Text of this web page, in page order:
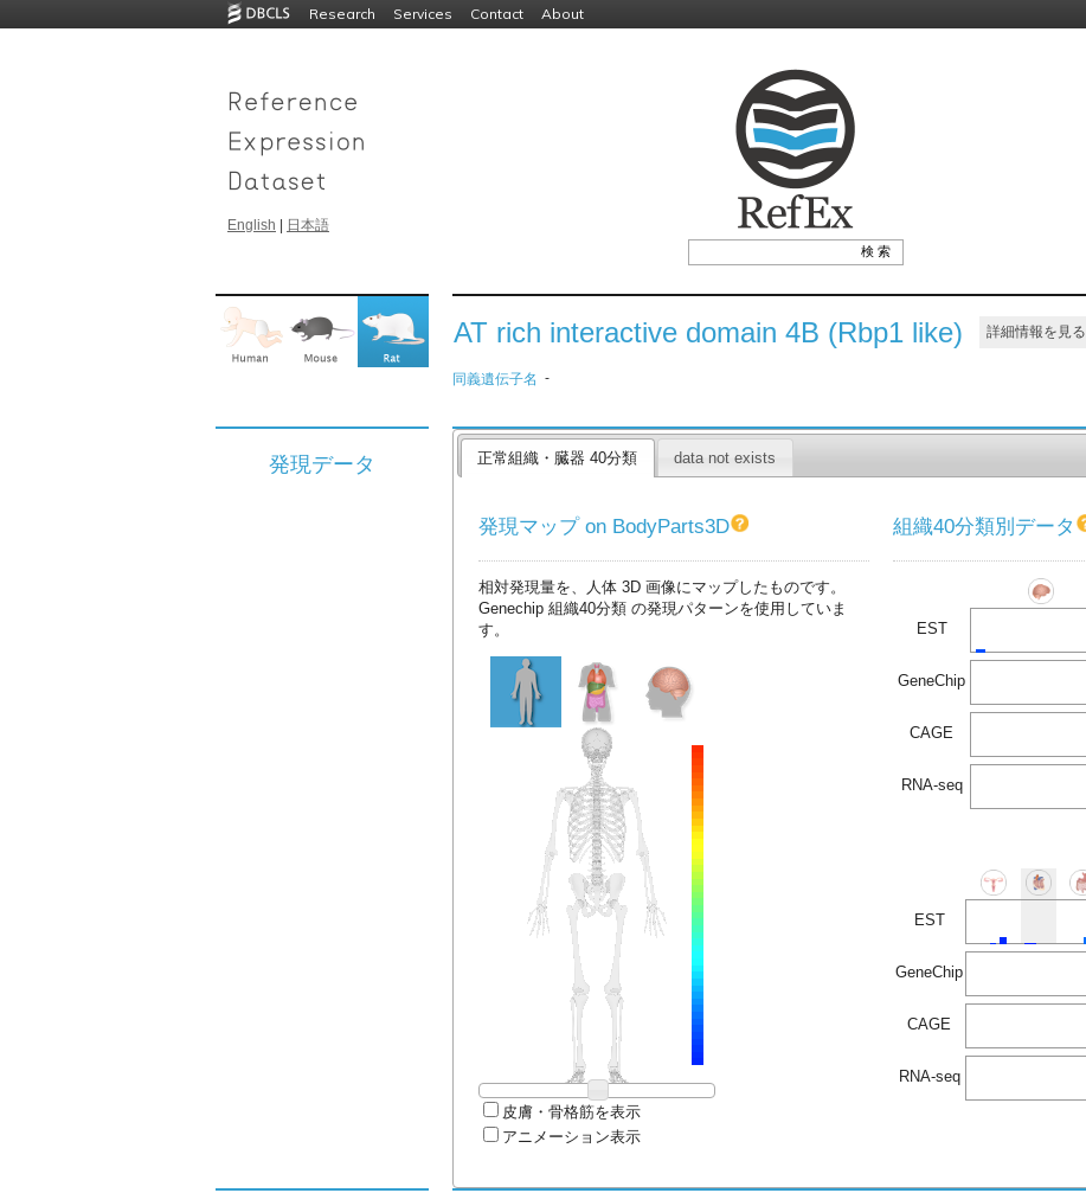
Research Services Contact About
English 日本語
AT rich interactive domain 4B (Rbp1 like) 詳細情報を見る
同義遺伝子名 -
発現データ 正常組織・臓器 40分類 data not exists
発現マップ on BodyParts3D
相対発現量を、人体 3D 画像にマップしたものです。
Genechip 組織40分類 の発現パターンを使用していま
す。
皮膚・骨格筋を表示
アニメーション表示
組織40分類別データ
EST
GeneChip
CAGE
RNA-seq
EST
GeneChip
CAGE
RNA-seq